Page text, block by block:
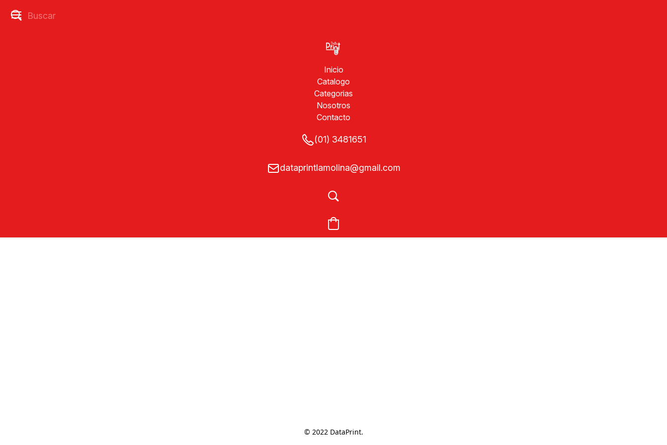
Inicio
Catalogo
Categorias
Nosotros
Contacto
(01) 3481651
dataprintlamolina@gmail.com
© 2022 DataPrint.